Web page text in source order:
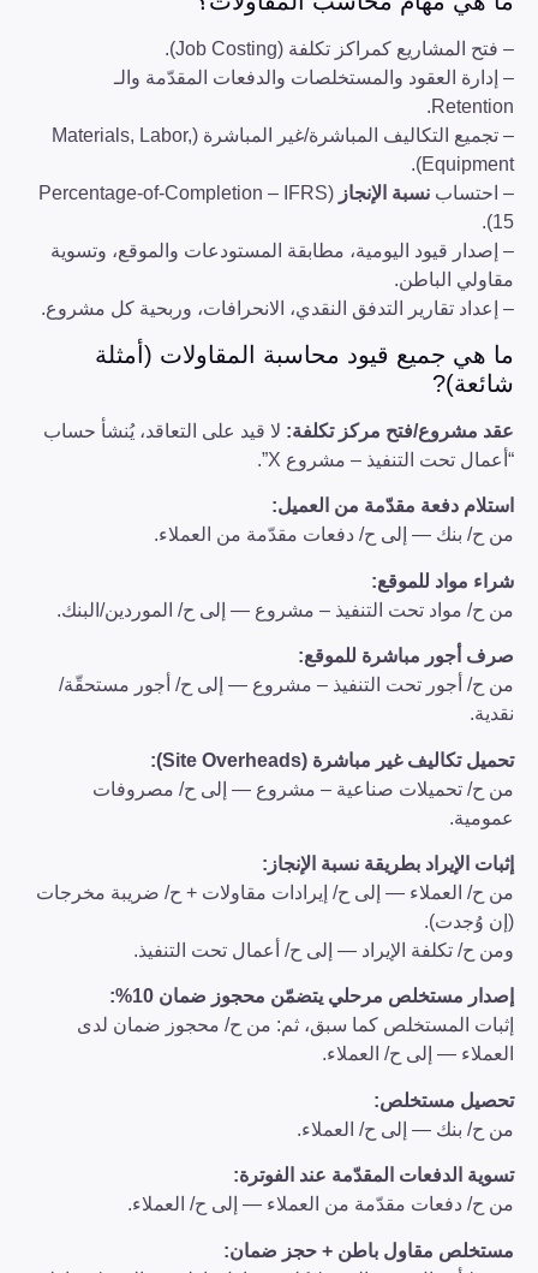
– فتح المشاريع كمراكز تكلفة (Job Costing).
– إدارة العقود والمستخلصات والدفعات المقدّمة والـ
Retention.
– تجميع التكاليف المباشرة/غير المباشرة (Materials, Labor,
Equipment).
– احتساب نسبة الإنجاز
(Percentage-of-Completion – IFRS
15).
– إصدار قيود اليومية، مطابقة المستودعات والموقع، وتسوية
مقاولي الباطن.
– إعداد تقارير التدفق النقدي، الانحرافات، وربحية كل مشروع.
ما هي جميع قيود محاسبة المقاولات (أمثلة
شائعة)?
عقد مشروع/فتح مركز تكلفة: لا قيد على التعاقد، يُنشأ حساب
“أعمال تحت التنفيذ – مشروع X”.
استلام دفعة مقدّمة من العميل:
من ح/ بنك — إلى ح/ دفعات مقدّمة من العملاء.
شراء مواد للموقع:
من ح/ مواد تحت التنفيذ – مشروع — إلى ح/ الموردين/البنك.
صرف أجور مباشرة للموقع:
من ح/ أجور تحت التنفيذ – مشروع — إلى ح/ أجور مستحقّة/
نقدية.
تحميل تكاليف غير مباشرة (Site Overheads):
من ح/ تحميلات صناعية – مشروع — إلى ح/ مصروفات
عمومية.
إثبات الإيراد بطريقة نسبة الإنجاز:
من ح/ العملاء — إلى ح/ إيرادات مقاولات + ح/ ضريبة مخرجات
(إن وُجدت).
ومن ح/ تكلفة الإيراد — إلى ح/ أعمال تحت التنفيذ.
إصدار مستخلص مرحلي يتضمّن محجوز ضمان 10%:
إثبات المستخلص كما سبق، ثم: من ح/ محجوز ضمان لدى
العملاء — إلى ح/ العملاء.
تحصيل مستخلص:
من ح/ بنك — إلى ح/ العملاء.
تسوية الدفعات المقدّمة عند الفوترة:
من ح/ دفعات مقدّمة من العملاء — إلى ح/ العملاء.
مستخلص مقاول باطن + حجز ضمان: